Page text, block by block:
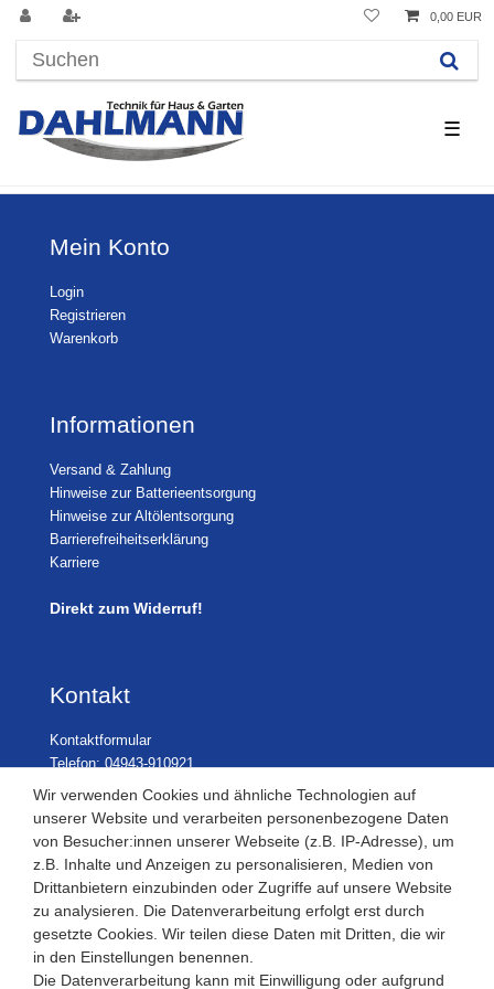
☰
0,00 EUR
Mein Konto
Login
Registrieren
Warenkorb
Informationen
Versand & Zahlung
Hinweise zur Batterieentsorgung
Hinweise zur Altölentsorgung
Barrierefreiheitserklärung
Karriere
Direkt zum Widerruf!
Kontakt
Kontaktformular
Telefon: 04943-910921
Laden Öffnungszeiten
Montag - Freitag
08:30 - 12:30 und 13.00 - 17.30 Uhr
Samstags
08:30 bis 12:30 Uhr
Wir verwenden Cookies und ähnliche Technologien auf
unserer Website und verarbeiten personenbezogene Daten
von Besucher:innen unserer Webseite (z.B. IP-Adresse), um
z.B. Inhalte und Anzeigen zu personalisieren, Medien von
Drittanbietern einzubinden oder Zugriffe auf unsere Website
zu analysieren. Die Datenverarbeitung erfolgt erst durch
gesetzte Cookies. Wir teilen diese Daten mit Dritten, die wir
in den Einstellungen benennen.
Die Datenverarbeitung kann mit Einwilligung oder aufgrund